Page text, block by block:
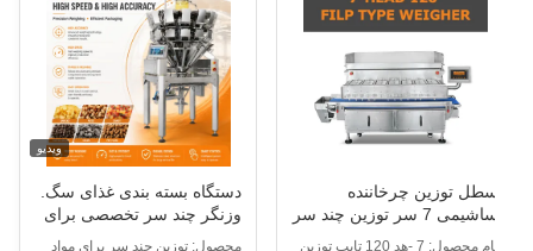
توزین چرخاننده
ساشیمی 7 سر توزین چند سر
صنعت آبزیان تازه
محصول: 7 -هد 120 تایپ توزین
ویدیو
دستگاه بسته بندی غذای سگ.
وزنگر چند سر تخصصی برای
نوار های بلند و چوب های
محصول: توزین چند سر برای مواد